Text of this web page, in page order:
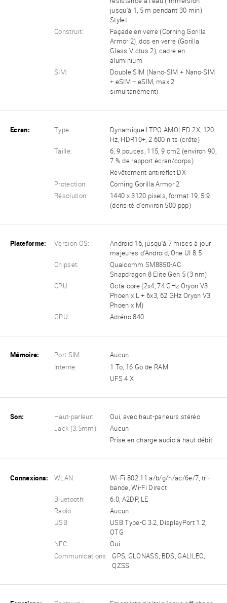
jusqu'à 1, 5 m pendant 30 min)
Stylet
Construit:
Façade en verre (Corning Gorilla
Armor 2), dos en verre (Gorilla
Glass Victus 2), cadre en
aluminium
SIM:
Double SIM (Nano-SIM + Nano-SIM
+ eSIM + eSIM, max 2
simultanément)
Ecran: Type:
Dynamique LTPO AMOLED 2X, 120
Hz, HDR10+, 2 600 nits (crête)
Taille:
6, 9 pouces, 115, 9 cm2 (environ 90,
7 % de rapport écran/corps)
Revêtement antireflet DX
Protection:
Corning Gorilla Armor 2
Résolution:
1440 x 3120 pixels, format 19, 5:9
(densité d'environ 500 ppp)
Plateforme: Version OS:
Android 16, jusqu'à 7 mises à jour
majeures d'Android, One UI 8.5
Chipset:
Qualcomm SM8850-AC
Snapdragon 8 Elite Gen 5 (3 nm)
CPU:
Octa-core (2x4, 74 GHz Oryon V3
Phoenix L + 6x3, 62 GHz Oryon V3
Phoenix M)
GPU:
Adréno 840
Mémoire: Port SIM:
Aucun
Interne:
1 To, 16 Go de RAM
UFS 4.X
Son: Haut-parleur:
Oui, avec haut-parleurs stéréo
Jack (3.5mm):
Aucun
Prise en charge audio à haut débit
Connexions: WLAN:
Wi-Fi 802.11 a/b/g/n/ac/6e/7, tri-
bande, Wi-Fi Direct
Bluetooth:
6.0, A2DP, LE
Radio:
Aucun
USB:
USB Type-C 3.2, DisplayPort 1.2,
OTG
NFC:
Oui
Communications:
GPS, GLONASS, BDS, GALILEO,
QZSS